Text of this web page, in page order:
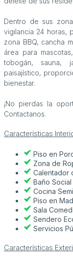
Dentro de sus
vigilancia 24 horas,
zona BBQ, cancha
área para
tobogán, sauna,
paisajístico,
bienestar.
¡No pierdas la
Contactanos.
Características
Piso en
Zona de
Calentador
Baño Social
Cocina
Piso en
Sala
Sendero
Servicios
Características